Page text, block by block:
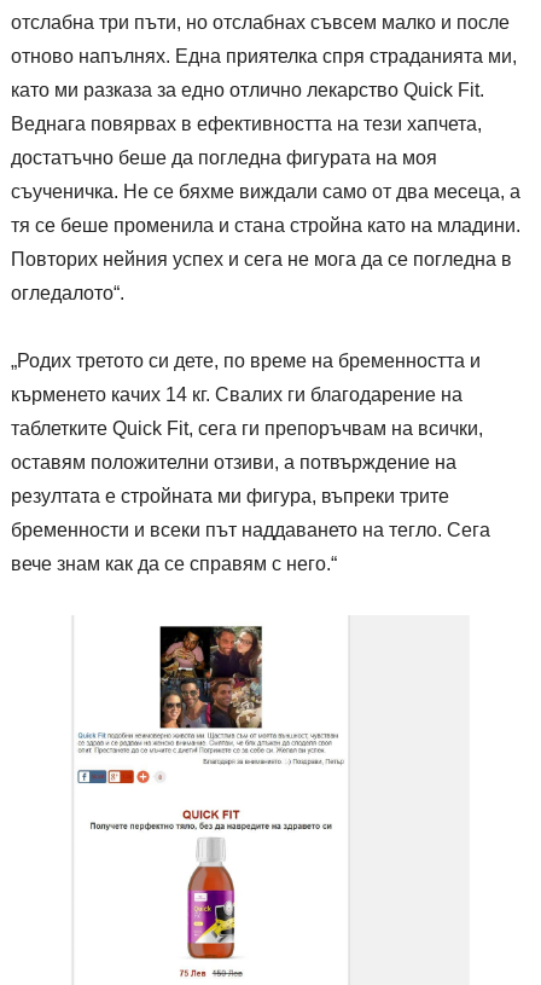
отслабна три пъти, но отслабнах съвсем малко и после
отново напълнях. Една приятелка спря страданията ми,
като ми разказа за едно отлично лекарство Quick Fit.
Веднага повярвах в ефективността на тези хапчета,
достатъчно беше да погледна фигурата на моя
съученичка. Не се бяхме виждали само от два месеца, а
тя се беше променила и стана стройна като на младини.
Повторих нейния успех и сега не мога да се погледна в
огледалото“.
„Родих третото си дете, по време на бременността и
кърменето качих 14 кг. Свалих ги благодарение на
таблетките Quick Fit, сега ги препоръчвам на всички,
оставям положителни отзиви, а потвърждение на
резултата е стройната ми фигура, въпреки трите
бременности и всеки път наддаването на тегло. Сега
вече знам как да се справям с него.“